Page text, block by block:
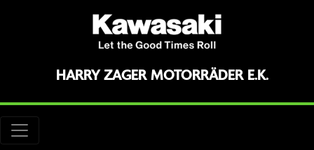
HARRY ZAGER MOTORRÄDER E.K.